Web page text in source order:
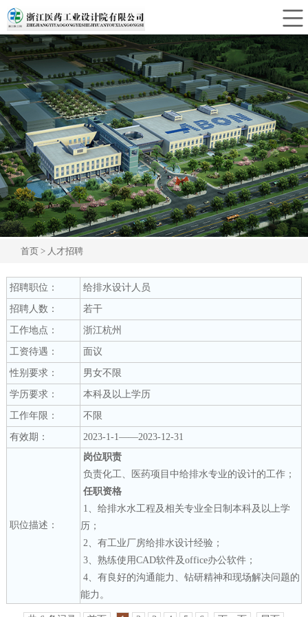
合作单位
CLOSE
首页 > 人才招聘
招聘职位： 给排水设计人员
招聘人数： 若干
工作地点： 浙江杭州
工资待遇： 面议
性别要求： 男女不限
学历要求： 本科及以上学历
工作年限： 不限
有效期： 2023-1-1——2023-12-31
职位描述：
岗位职责
负责化工、医药项目中给排水专业的设计的工作；
任职资格
1、给排水水工程及相关专业全日制本科及以上学
历；
2、有工业厂房给排水设计经验；
3、熟练使用CAD软件及office办公软件；
4、有良好的沟通能力、钻研精神和现场解决问题的
能力。